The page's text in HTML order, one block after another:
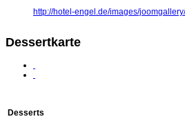
http://hotel-engel.de/images/
Dessertkarte
Desserts